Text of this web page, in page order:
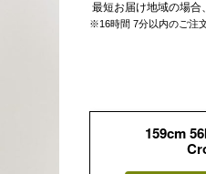
最短お届け地域の場合、
※16時間 7分以内のご注
159cm